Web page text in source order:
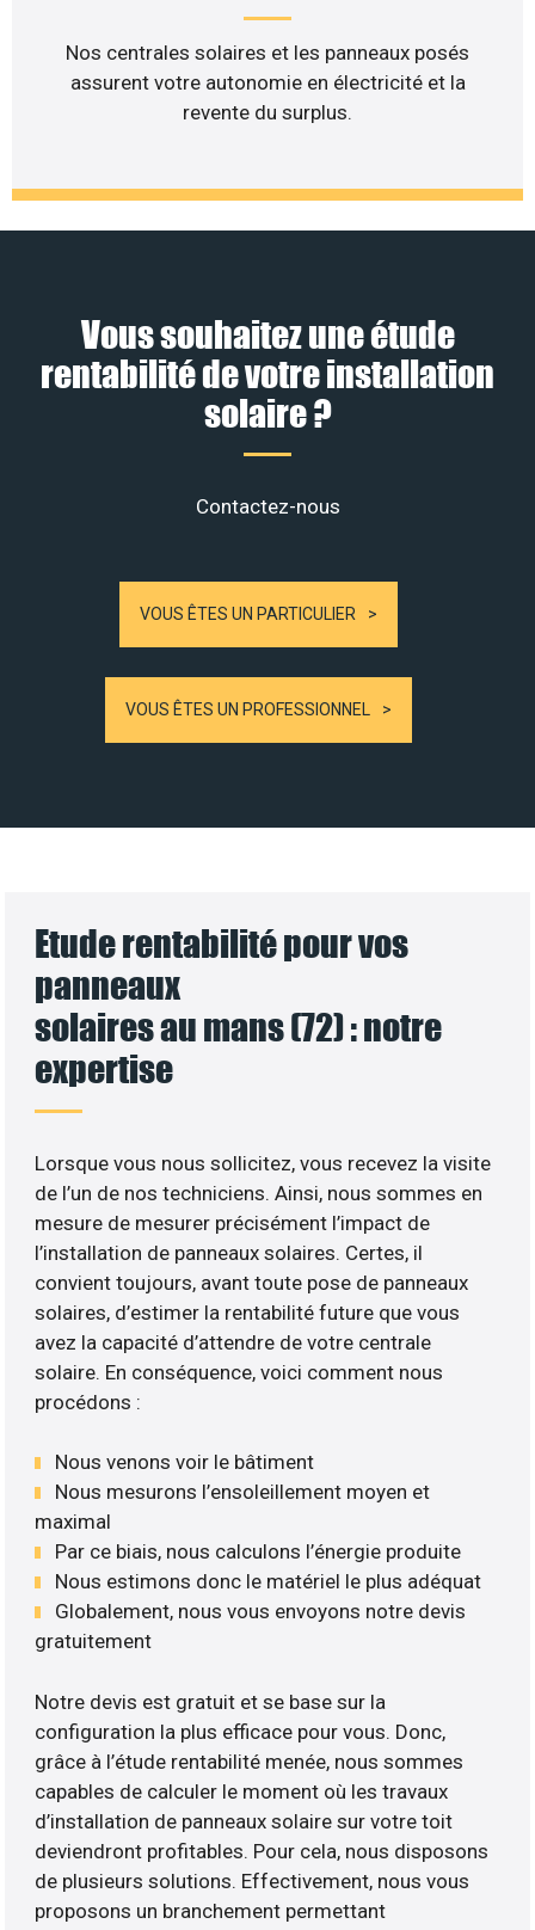
Nos centrales solaires et les panneaux posés
assurent votre autonomie en électricité et la
revente du surplus.
Vous souhaitez une étude
rentabilité de votre installation
solaire ?
Contactez-nous
VOUS ÊTES UN PARTICULIER
VOUS ÊTES UN PROFESSIONNEL
Etude rentabilité pour vos
panneaux
solaires au mans (72) : notre
expertise
Lorsque vous nous sollicitez, vous recevez la visite
de l’un de nos techniciens. Ainsi, nous sommes en
mesure de mesurer précisément l’impact de
l’installation de panneaux solaires. Certes, il
convient toujours, avant toute pose de panneaux
solaires, d’estimer la rentabilité future que vous
avez la capacité d’attendre de votre centrale
solaire. En conséquence, voici comment nous
procédons :
Nous venons voir le bâtiment
Nous mesurons l’ensoleillement moyen et
maximal
Par ce biais, nous calculons l’énergie produite
Nous estimons donc le matériel le plus adéquat
Globalement, nous vous envoyons notre devis
gratuitement
Notre devis est gratuit et se base sur la
configuration la plus efficace pour vous. Donc,
grâce à l’étude rentabilité menée, nous sommes
capables de calculer le moment où les travaux
d’installation de panneaux solaire sur votre toit
deviendront profitables. Pour cela, nous disposons
de plusieurs solutions. Effectivement, nous vous
proposons un branchement permettant